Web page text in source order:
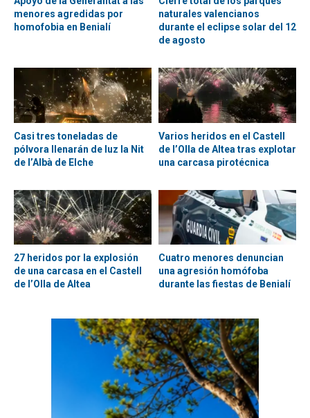
menores agredidas por
homofobia en Benialí
naturales valencianos
durante el eclipse solar del 12
de agosto
Casi tres toneladas de
pólvora llenarán de luz la Nit
de l’Albà de Elche
Varios heridos en el Castell
de l’Olla de Altea tras explotar
una carcasa pirotécnica
27 heridos por la explosión
de una carcasa en el Castell
de l’Olla de Altea
Cuatro menores denuncian
una agresión homófoba
durante las fiestas de Benialí